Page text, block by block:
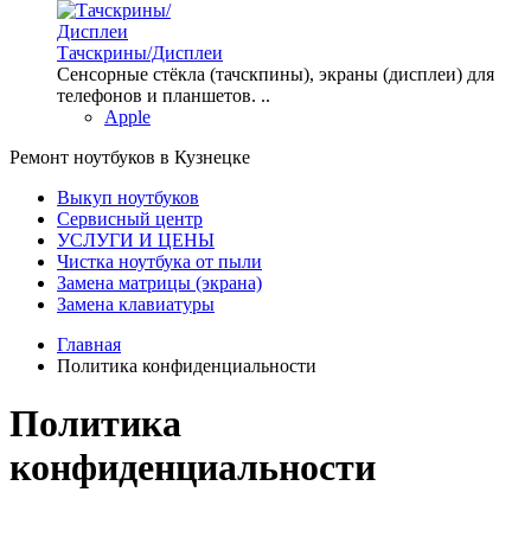
Тачскрины/Дисплеи
Сенсорные стёкла (тачскпины), экраны (дисплеи) для
телефонов и планшетов. ..
Apple
Ремонт ноутбуков в Кузнецке
Выкуп ноутбуков
Сервисный центр
УСЛУГИ И ЦЕНЫ
Чистка ноутбука от пыли
Замена матрицы (экрана)
Замена клавиатуры
Главная
Политика конфиденциальности
Политика
конфиденциальности